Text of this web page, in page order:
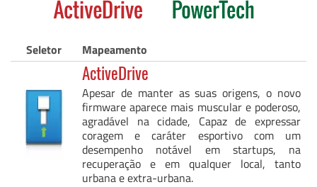
Seletor Mapeamento
ActiveDrive
Apesar de manter as suas origens, o novo
firmware aparece mais muscular e poderoso,
agradável na cidade, Capaz de expressar
coragem e caráter esportivo com um
desempenho notável em startups, na
recuperação e em qualquer local, tanto
urbana e extra-urbana.